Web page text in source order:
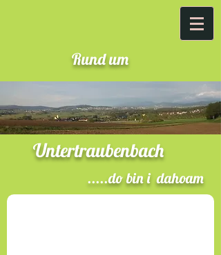
Rund um
Untertraubenbach
.....do bin i dahoam